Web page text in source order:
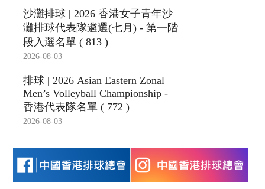
沙灘排球 | 2026 香港女子青年沙
灘排球代表隊遴選(七月) - 第一階
段入選名單 ( 813 )
2026-08-03
排球 | 2026 Asian Eastern Zonal
Men’s Volleyball Championship -
香港代表隊名單 ( 772 )
2026-08-03